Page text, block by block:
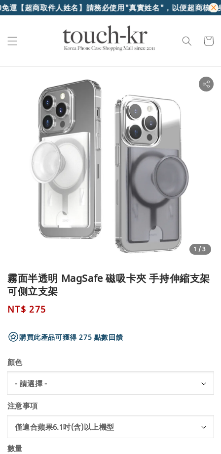
商取件人姓名】請務必使用"真實姓名"，以便超商核對身份證
1 /3
霧面半透明 MagSafe 磁吸卡夾 手持伸縮支架
可側立支架
Regular
NT$ 275
購買此產品可獲得 275 點數回饋
顏色
注意事項
數量